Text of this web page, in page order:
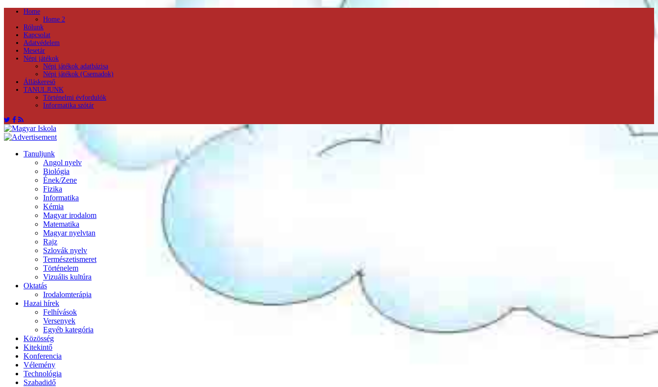
Home
Home 2
Rólunk
Kapcsolat
Adatvédelem
Mesetár
Népi játékok
Népi játékok adatbázisa
Népi játékok (Csemadok)
Álláskereső
TANULJUNK
Történelmi évfordulók
Informatika szótár
Tanuljunk
Angol nyelv
Biológia
Ének/Zene
Fizika
Informatika
Kémia
Magyar irodalom
Matematika
Magyar nyelvtan
Rajz
Szlovák nyelv
Természetismeret
Történelem
Vizuális kultúra
Oktatás
Irodalomterápia
Hazai hírek
Felhívások
Versenyek
Egyéb kategória
Közösség
Kitekintő
Konferencia
Vélemény
Technológia
Szabadidő